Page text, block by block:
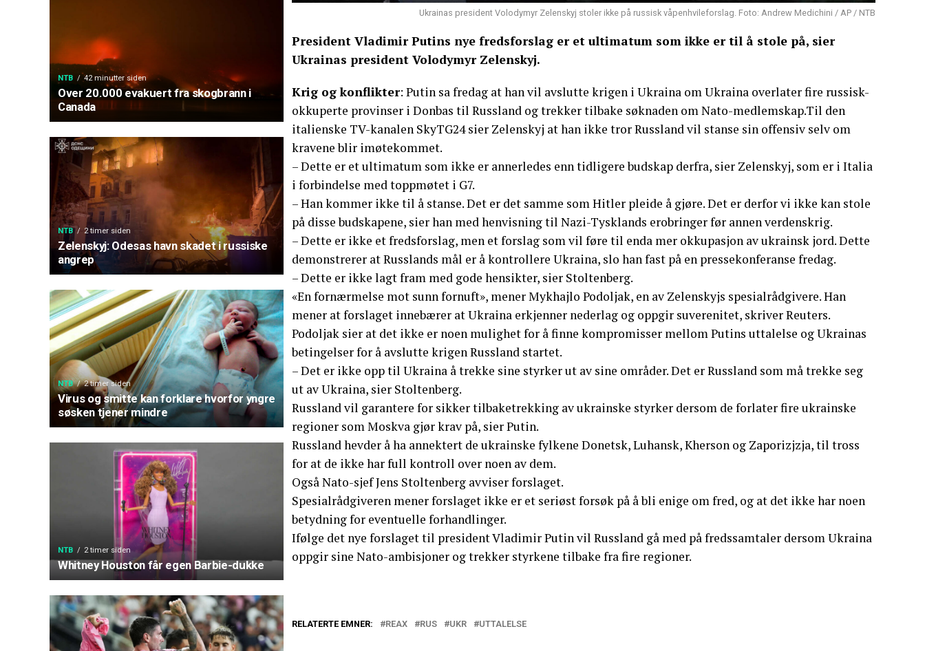
NTB 42 minutter siden
Over 20.000 evakuert fra skogbrann i
Canada
NTB 2 timer siden
Zelenskyj: Odesas havn skadet i russiske
angrep
NTB 2 timer siden
Virus og smitte kan forklare hvorfor yngre
søsken tjener mindre
NTB 2 timer siden
Whitney Houston får egen Barbie-dukke
Ukrainas president Volodymyr Zelenskyj stoler ikke på russisk våpenhvileforslag. Foto: Andrew Medichini / AP / NTB
President Vladimir Putins nye fredsforslag er et ultimatum som ikke er til å stole på, sier
Ukrainas president Volodymyr Zelenskyj.
Krig og konflikter: Putin sa fredag at han vil avslutte krigen i Ukraina om Ukraina overlater fire russisk-
okkuperte provinser i Donbas til Russland og trekker tilbake søknaden om Nato-medlemskap.Til den
italienske TV-kanalen SkyTG24 sier Zelenskyj at han ikke tror Russland vil stanse sin offensiv selv om
kravene blir imøtekommet.
– Dette er et ultimatum som ikke er annerledes enn tidligere budskap derfra, sier Zelenskyj, som er i Italia
i forbindelse med toppmøtet i G7.
– Han kommer ikke til å stanse. Det er det samme som Hitler pleide å gjøre. Det er derfor vi ikke kan stole
på disse budskapene, sier han med henvisning til Nazi-Tysklands erobringer før annen verdenskrig.
– Dette er ikke et fredsforslag, men et forslag som vil føre til enda mer okkupasjon av ukrainsk jord. Dette
demonstrerer at Russlands mål er å kontrollere Ukraina, slo han fast på en pressekonferanse fredag.
– Dette er ikke lagt fram med gode hensikter, sier Stoltenberg.
«En fornærmelse mot sunn fornuft», mener Mykhajlo Podoljak, en av Zelenskyjs spesialrådgivere. Han
mener at forslaget innebærer at Ukraina erkjenner nederlag og oppgir suverenitet, skriver Reuters.
Podoljak sier at det ikke er noen mulighet for å finne kompromisser mellom Putins uttalelse og Ukrainas
betingelser for å avslutte krigen Russland startet.
– Det er ikke opp til Ukraina å trekke sine styrker ut av sine områder. Det er Russland som må trekke seg
ut av Ukraina, sier Stoltenberg.
Russland vil garantere for sikker tilbaketrekking av ukrainske styrker dersom de forlater fire ukrainske
regioner som Moskva gjør krav på, sier Putin.
Russland hevder å ha annektert de ukrainske fylkene Donetsk, Luhansk, Kherson og Zaporizjzja, til tross
for at de ikke har full kontroll over noen av dem.
Også Nato-sjef Jens Stoltenberg avviser forslaget.
Spesialrådgiveren mener forslaget ikke er et seriøst forsøk på å bli enige om fred, og at det ikke har noen
betydning for eventuelle forhandlinger.
Ifølge det nye forslaget til president Vladimir Putin vil Russland gå med på fredssamtaler dersom Ukraina
oppgir sine Nato-ambisjoner og trekker styrkene tilbake fra fire regioner.
RELATERTE EMNER: REAX RUS UKR UTTALELSE